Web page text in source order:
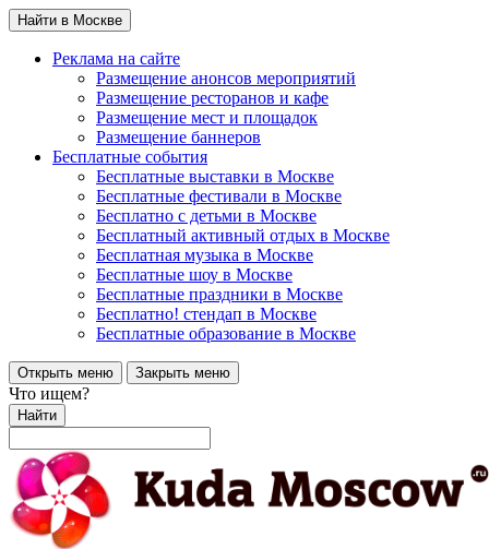
Найти в Москве
Реклама на сайте
Размещение анонсов мероприятий
Размещение ресторанов и кафе
Размещение мест и площадок
Размещение баннеров
Бесплатные события
Бесплатные выставки в Москве
Бесплатные фестивали в Москве
Бесплатно с детьми в Москве
Бесплатный активный отдых в Москве
Бесплатная музыка в Москве
Бесплатные шоу в Москве
Бесплатные праздники в Москве
Бесплатно! стендап в Москве
Бесплатные образование в Москве
Открыть меню Закрыть меню
Что ищем?
Найти